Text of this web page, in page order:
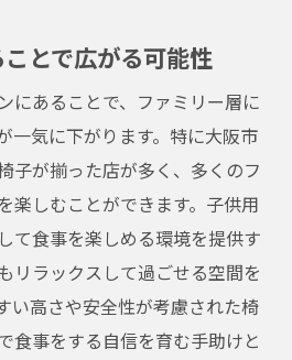
とで広がる可能性
にあることで、ファミリー層に
一気に下がります。特に大阪市
子が揃った店が多く、多くのフ
楽しむことができます。子供用
て食事を楽しめる環境を提供す
リラックスして過ごせる空間を
い高さや安全性が考慮された椅
食事をする自信を育む手助けと